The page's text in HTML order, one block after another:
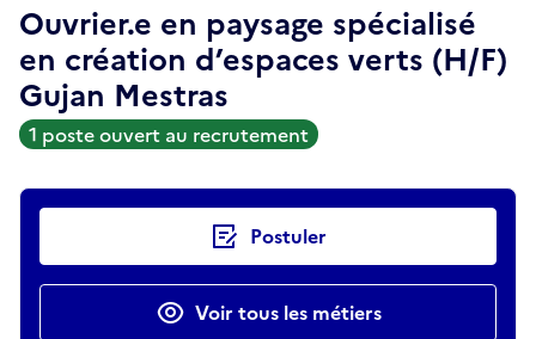
Ouvrier.e en paysage spécialisé
en création d’espaces verts (H/F)
Gujan Mestras
1 poste ouvert au recrutement
Actions rapides Postuler
Voir tous les métiers